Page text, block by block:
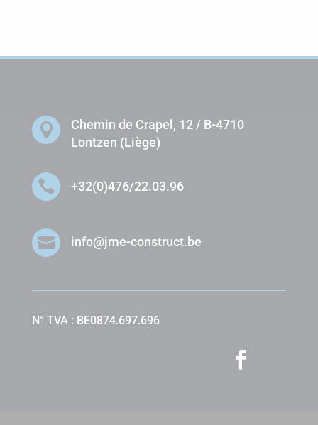

Chemin de Crapel, 12 / B-4710
Lontzen (Liège)
 +32(0)476/22.03.96
 info@jme-construct.be
N° TVA : BE0874.697.696
